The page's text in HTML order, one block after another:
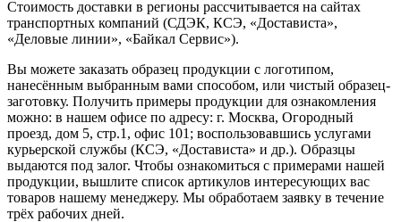
Стоимость доставки в регионы рассчитывается на сайтах
транспортных компаний (СДЭК, КСЭ, «Достависта»,
«Деловые линии», «Байкал Сервис»).
Вы можете заказать образец продукции с логотипом,
нанесённым выбранным вами способом, или чистый образец-
заготовку. Получить примеры продукции для ознакомления
можно: в нашем офисе по адресу: г. Москва, Огородный
проезд, дом 5, стр.1, офис 101; воспользовавшись услугами
курьерской службы (КСЭ, «Достависта» и др.). Образцы
выдаются под залог. Чтобы ознакомиться с примерами нашей
продукции, вышлите список артикулов интересующих вас
товаров нашему менеджеру. Мы обработаем заявку в течение
трёх рабочих дней.